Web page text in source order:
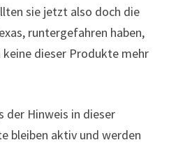
sie jetzt also doch die
runtergefahren haben,
dieser Produkte mehr
der Hinweis in dieser
bleiben aktiv und werden